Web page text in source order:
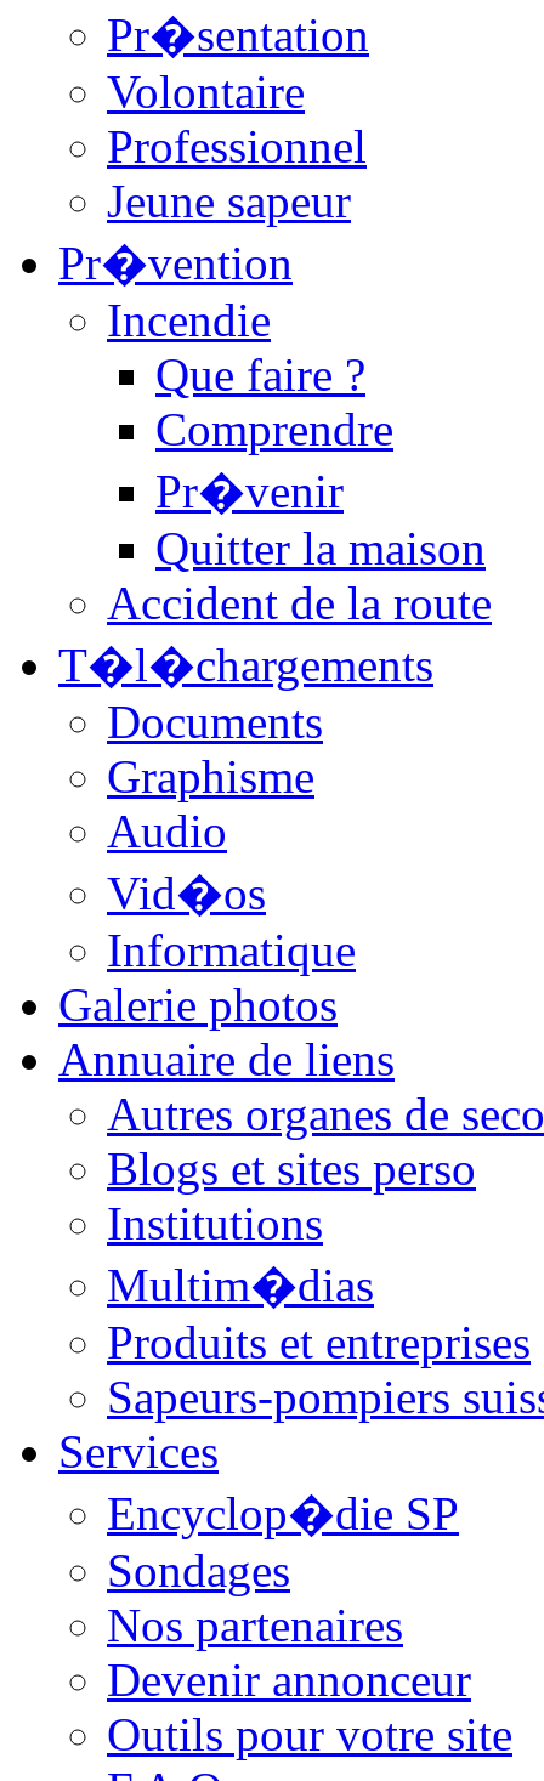
Pr�sentation
Volontaire
Professionnel
Jeune sapeur
Pr�vention
Incendie
Que faire ?
Comprendre
Pr�venir
Quitter la maison
Accident de la route
T�l�chargements
Documents
Graphisme
Audio
Vid�os
Informatique
Galerie photos
Annuaire de liens
Autres organes de
Blogs et sites perso
Institutions
Multim�dias
Produits et entreprises
Sapeurs-pompiers
Services
Encyclop�die SP
Sondages
Nos partenaires
Devenir annonceur
Outils pour votre site